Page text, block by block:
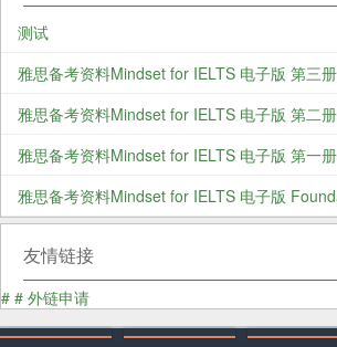
测试
雅思备考资料Mindset for IELTS 电子版 第三
雅思备考资料Mindset for IELTS 电子版 第二
雅思备考资料Mindset for IELTS 电子版 第一册
雅思备考资料Mindset for IELTS 电子版
友情链接
# # 外链申请